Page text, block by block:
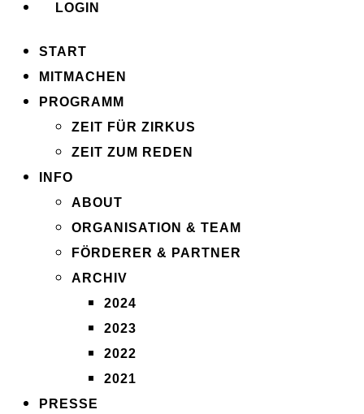
LOGIN
START
MITMACHEN
PROGRAMM
ZEIT FÜR ZIRKUS
ZEIT ZUM REDEN
INFO
ABOUT
ORGANISATION & TEAM
FÖRDERER & PARTNER
ARCHIV
2024
2023
2022
2021
PRESSE